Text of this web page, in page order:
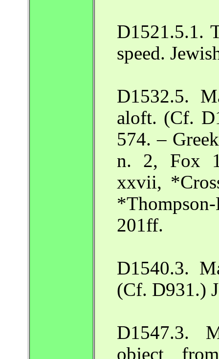
D1521.5.1.
speed.
D1532.5.
aloft. (Cf.
574. –
n. 2, Fox
xxvii,
201ff.
D1540.3.
(Cf. D931.)
D1547.3.
object